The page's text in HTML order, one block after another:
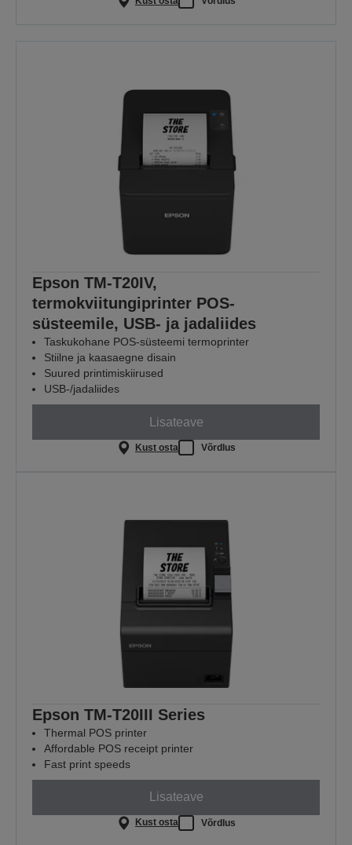
Epson TM-T20IV,
termokviitungiprinter POS-
süsteemile, USB- ja jadaliides
Taskukohane POS-süsteemi termoprinter
Stiilne ja kaasaegne disain
Suured printimiskiirused
USB-/jadaliides
Lisateave
Kust osta Võrdlus
Epson TM-T20III Series
Thermal POS printer
Affordable POS receipt printer
Fast print speeds
Lisateave
Kust osta Võrdlus